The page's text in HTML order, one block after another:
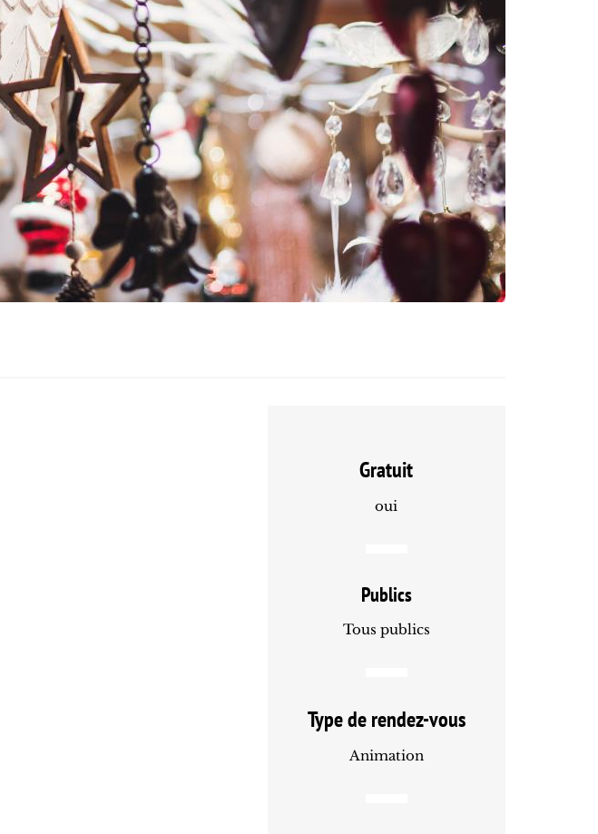
Gratuit
oui
Publics
Tous publics
Type de rendez-vous
Animation